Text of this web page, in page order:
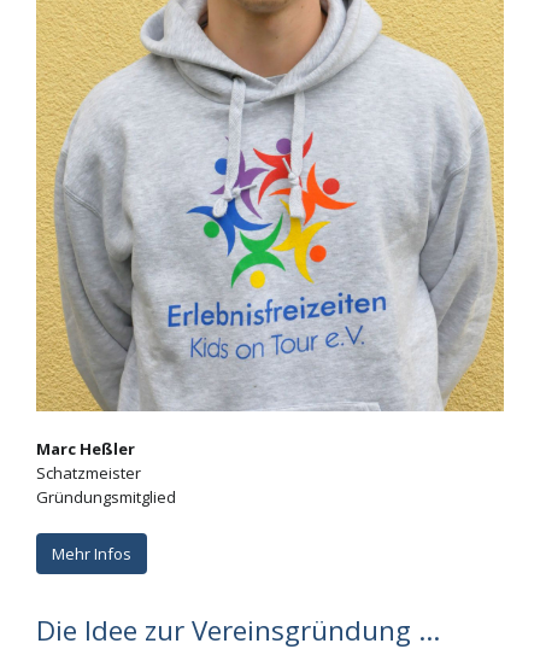
Marc Heßler
Schatzmeister
Gründungsmitglied
Mehr Infos
Die Idee zur Vereinsgründung ...